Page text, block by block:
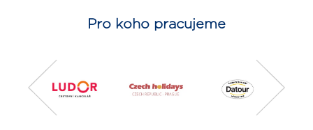
Pro koho pracujeme